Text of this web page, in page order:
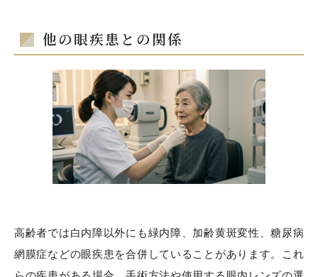
他の眼疾患との関係
高齢者では白内障以外にも緑内障、加齢黄斑変性、糖尿病
網膜症などの眼疾患を合併していることがあります。これ